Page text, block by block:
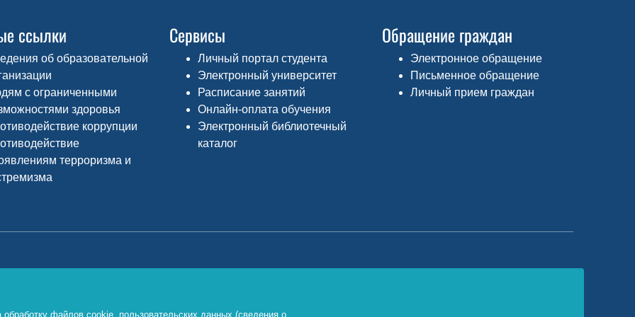
ссылки
об образовательной
с ограниченными
здоровья
коррупции
терроризма и
Сервисы
Личный портал студента
Электронный университет
Расписание занятий
Онлайн-оплата обучения
Электронный библиотечный
каталог
Обращение граждан
Электронное обращение
Письменное обращение
Личный прием граждан
файлов cookie, пользовательских данных (сведения о